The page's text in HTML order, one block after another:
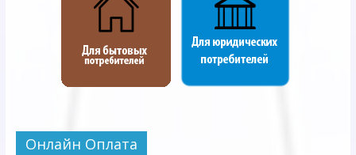
Онлайн Оплата